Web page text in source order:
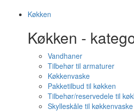
Køkken
Køkken -
Vandhaner
Tilbehør til armaturer
Køkkenvaske
Pakketilbud til køkken
Tilbehør/reservedele til
Skylleskåle til køkkenvaske